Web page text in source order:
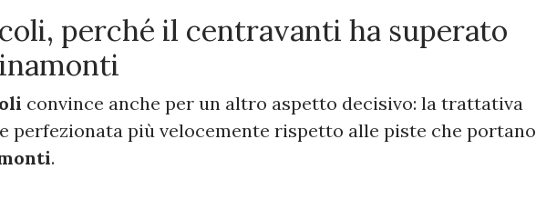
perché il centravanti ha superato
convince anche per un altro aspetto decisivo: la trattativa
perfezionata più velocemente rispetto alle piste che portano
.